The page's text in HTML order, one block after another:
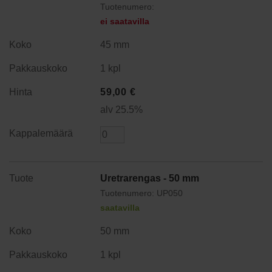
Tuotenumero:
ei saatavilla
45 mm
1 kpl
59,00 €
alv 25.5%
Uretrarengas - 50 mm
Tuotenumero: UP050
saatavilla
50 mm
1 kpl